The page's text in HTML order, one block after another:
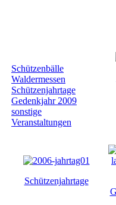
Schützenbälle
Waldermessen
Schützenjahrtage
Gedenkjahr 2009
sonstige
Veranstaltungen
Schützenjahrtage